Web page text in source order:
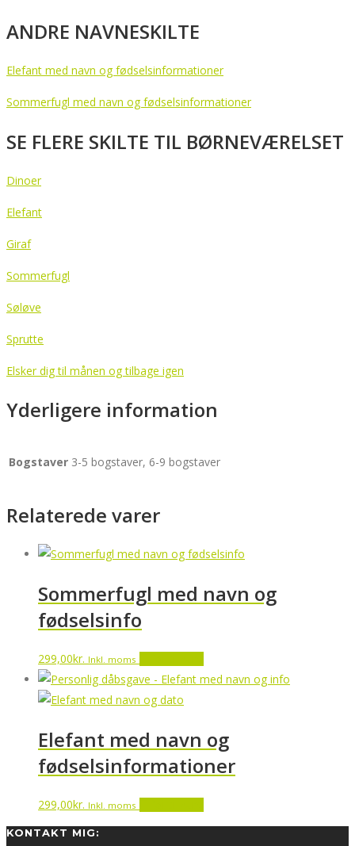
ANDRE NAVNESKILTE
Elefant med navn og fødselsinformationer
Sommerfugl med navn og fødselsinformationer
SE FLERE SKILTE TIL BØRNEVÆRELSET
Dinoer
Elefant
Giraf
Sommerfugl
Søløve
Sprutte
Elsker dig til månen og tilbage igen
Yderligere information
Bogstaver 3-5 bogstaver, 6-9 bogstaver
Relaterede varer
Sommerfugl med navn og
fødselsinfo
299,00kr. Inkl. moms
Elefant med navn og
fødselsinformationer
299,00kr. Inkl. moms
KONTAKT MIG: